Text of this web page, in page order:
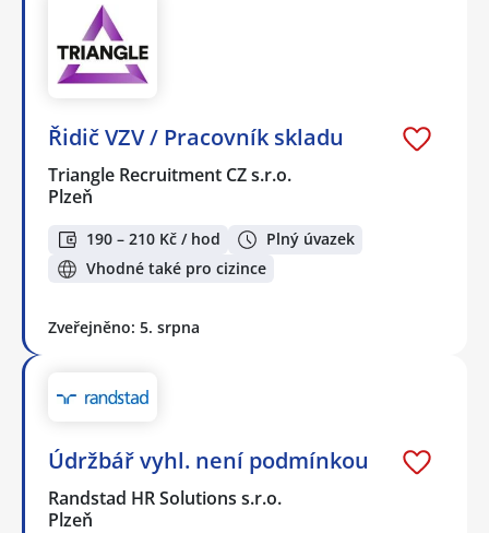
Řidič VZV / Pracovník skladu
Triangle Recruitment CZ s.r.o.
Plzeň
190 – 210 Kč / hod
Plný úvazek
Vhodné také pro cizince
Zveřejněno: 5. srpna
Údržbář vyhl. není podmínkou
Randstad HR Solutions s.r.o.
Plzeň